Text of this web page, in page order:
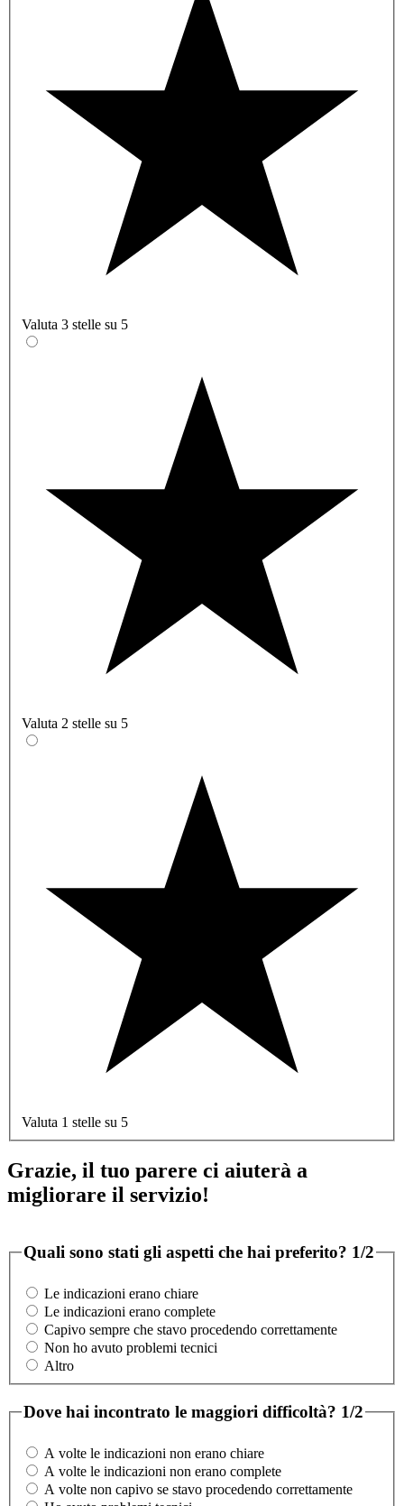
Valuta 3 stelle su 5
Valuta 2 stelle su 5
Valuta 1 stelle su 5
Grazie, il tuo parere ci aiuterà a
migliorare il servizio!
Quali sono stati gli aspetti che hai preferito? 1/2
Le indicazioni erano chiare
Le indicazioni erano complete
Capivo sempre che stavo procedendo correttamente
Non ho avuto problemi tecnici
Altro
Dove hai incontrato le maggiori difficoltà? 1/2
A volte le indicazioni non erano chiare
A volte le indicazioni non erano complete
A volte non capivo se stavo procedendo correttamente